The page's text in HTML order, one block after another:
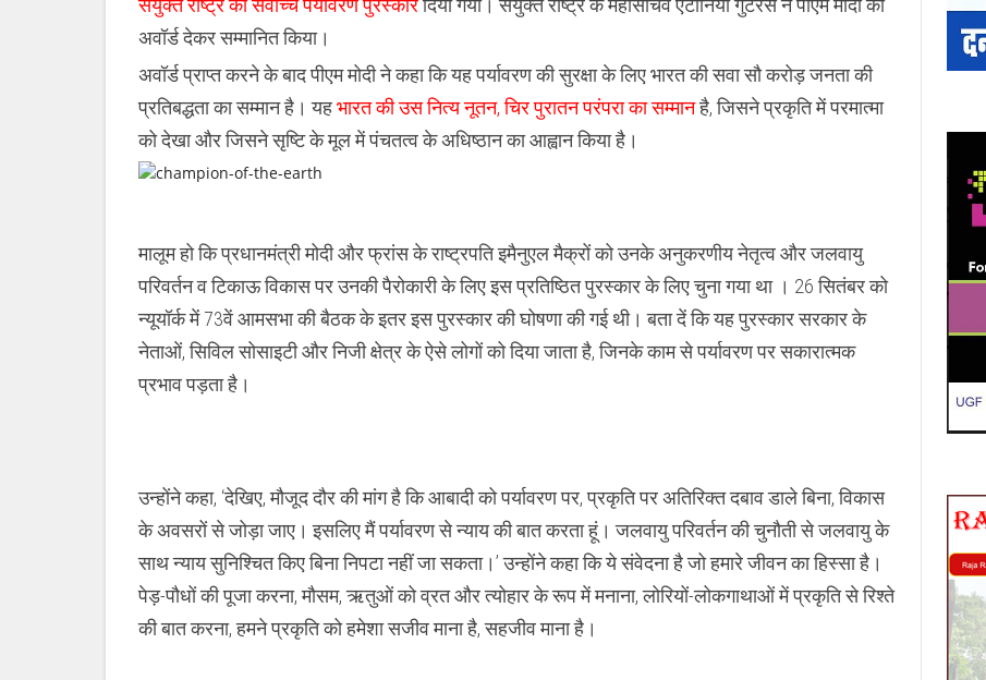
द
का
संयुक्त राष्ट्र का सर्वोच्च पर्यावरण पुरस्कारदिया गया। संयुक्त राष्ट्र के महासचिव एंटोनियो गुटेरस ने पीएम मोदी को
अवॉर्ड देकर सम्मानित किया।
अवॉर्ड प्राप्त करने के बाद पीएम मोदी ने कहा कि यह पर्यावरण की सुरक्षा के लिए भारत की सवा सौ करोड़ जनता की
प्रतिबद्धता का सम्मान है। यहभारत की उस नित्य नूतन, चिर पुरातन परंपरा का सम्मानहै, जिसने प्रकृति में परमात्मा
को देखा और जिसने सृष्टि के मूल में पंचतत्व के अधिष्ठान का आह्वान किया है।
मालूम हो कि प्रधानमंत्री मोदी और फ्रांस के राष्ट्रपति इमैनुएल मैक्रों को उनके अनुकरणीय नेतृत्व और जलवायु
परिवर्तन व टिकाऊ विकास पर उनकी पैरोकारी के लिए इस प्रतिष्ठित पुरस्कार के लिए चुना गया था । 26 सितंबर को
न्यूयॉर्क में 73वें आमसभा की बैठक के इतर इस पुरस्कार की घोषणा की गई थी। बता दें कि यह पुरस्कार सरकार के
नेताओं, सिविल सोसाइटी और निजी क्षेत्र के ऐसे लोगों को दिया जाता है, जिनके काम से पर्यावरण पर सकारात्मक
प्रभाव पड़ता है।
उन्‍होंने कहा, ‘देखिए, मौजूद दौर की मांग है कि आबादी को पर्यावरण पर, प्रकृति पर अतिरिक्त दबाव डाले बिना, विकास
के अवसरों से जोड़ा जाए। इसलिए मैं पर्यावरण से न्‍याय की बात करता हूं। जलवायु परिवर्तन की चुनौती से जलवायु के
साथ न्‍याय सुनिश्चित किए बिना निपटा नहीं जा सकता।’ उन्‍होंने कहा कि ये संवेदना है जो हमारे जीवन का हिस्सा है।
पेड़-पौधों की पूजा करना, मौसम, ऋतुओं को व्रत और त्योहार के रूप में मनाना, लोरियों-लोकगाथाओं में प्रकृति से रिश्ते
की बात करना, हमने प्रकृति को हमेशा सजीव माना है, सहजीव माना है।